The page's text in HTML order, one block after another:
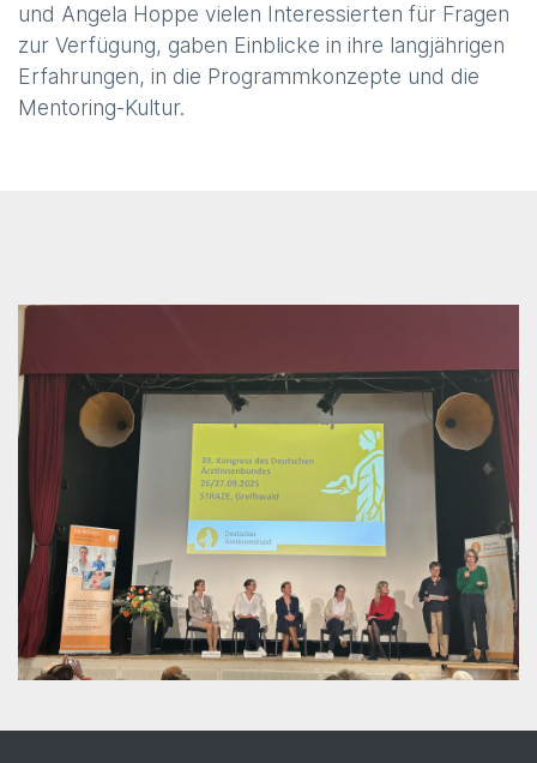
und Angela Hoppe vielen Interessierten für Fragen
zur Verfügung, gaben Einblicke in ihre langjährigen
Erfahrungen, in die Programmkonzepte und die
Mentoring-Kultur.